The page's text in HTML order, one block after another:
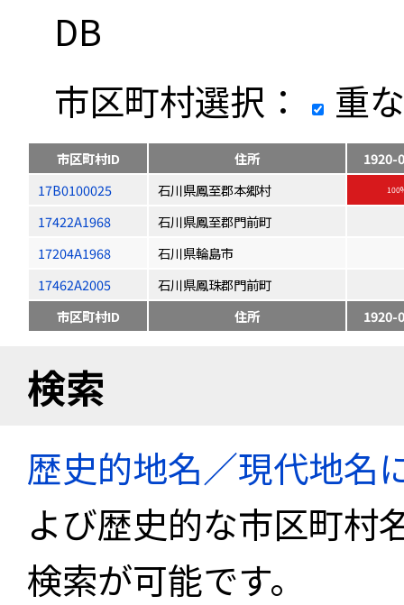
DB
市区町村選択：
重
市区町村ID 住所
1920-
17B0100025
石川県鳳至郡本郷村
17422A1968
石川県鳳至郡門前町
17204A1968
石川県輪島市
17462A2005
石川県鳳珠郡門前町
市区町村ID
住所 1920-
検索
歴史的地名／現代地名
よび歴史的な市区町村
検索が可能です。